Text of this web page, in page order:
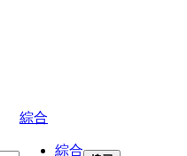
綜合
綜合